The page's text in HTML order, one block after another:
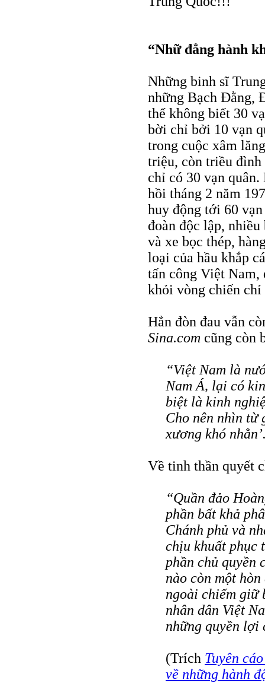
“Nhữ đẳng hành
Những binh sĩ
những Bạch Đằng,
thể không biết 30
bời chỉ bởi 10 vạn
trong cuộc xâm
triệu, còn triều đình
chỉ có 30 vạn
hồi tháng 2 năm
huy động tới 60
đoàn độc lập,
và xe bọc thép,
loại của hầu khắp
tấn công Việt Nam,
khỏi vòng chiến chỉ
Hẳn đòn đau vẫn
Sina.com cũng còn
“Việt Nam là
Nam Á, lại có
biệt là kinh
Cho nên nhìn từ
xương khó
Về tinh thần quyết
“Quần đảo
phần bất khả
Chánh phủ và
chịu khuất phục
phần chủ quyền
nào còn một
ngoài chiếm giữ
nhân dân Việt
những quyền lợi
(Trích Tuyên
về những hành